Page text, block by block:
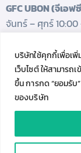
บริษัทใช้คุกกี้เพื่อเพิ่
เว็บไซต์ ให้สามารถ
ขึ้น การกด “ยอมรั
ของบริษัท
GFC UBON (จีเอ
จันทร์ – ศุกร์ 10:00
GET FRESH UPDATES.
Follow us
Genesis